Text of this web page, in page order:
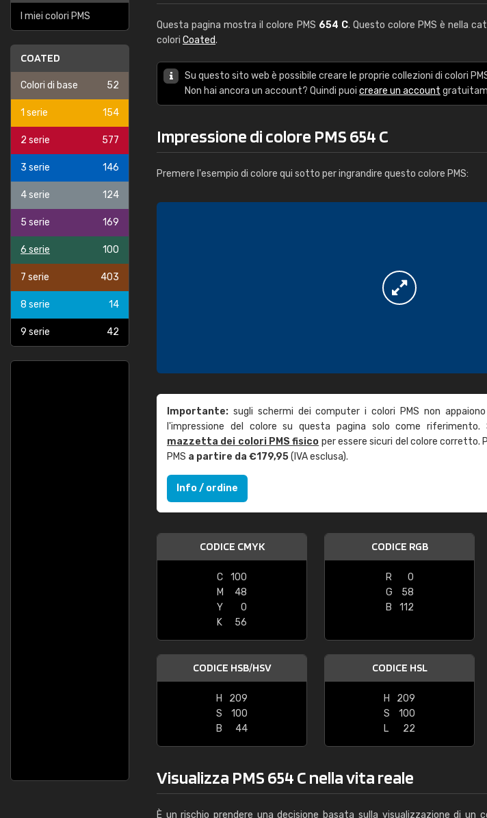
I miei colori PMS
COATED
Colori di base 52
1 serie 154
2 serie 577
3 serie 146
4 serie 124
5 serie 169
6 serie 100
7 serie 403
8 serie 14
9 serie 42
Questa pagina mostra il colore PMS 654 C. Questo colore PMS è nella
colori Coated.
Su questo sito web è possibile creare le proprie collezioni di colori
Non hai ancora un account? Quindi puoi creare un account
Impressione di colore PMS 654 C
Premere l'esempio di colore qui sotto per ingrandire questo colore PMS:
Importante: sugli schermi dei computer i colori PMS non
l'impressione del colore su questa pagina solo come riferimento.
mazzetta dei colori PMS fisico per essere sicuri del colore corretto.
PMS a partire da €179,95(IVA esclusa).
Info / ordine
CODICE CMYK
C
100
M
48
Y
0
K
56
CODICE RGB
R
0
G
58
B
112
CODICE HSB/HSV
H
209
S
100
B
44
CODICE HSL
H
209
S
100
L
22
Visualizza PMS 654 C nella vita reale
È un rischio prendere una decisione basata sulla visualizzazione di un